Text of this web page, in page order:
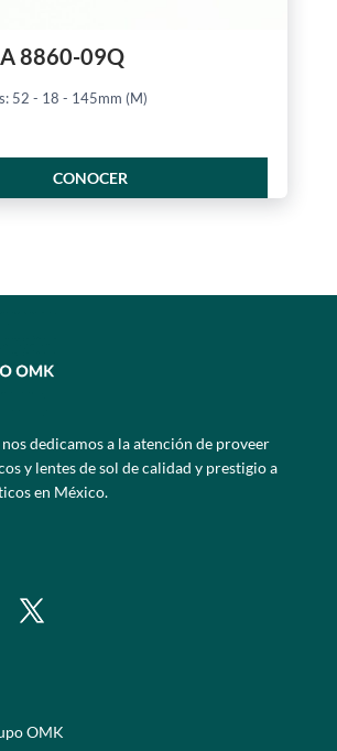
8860-09Q
52 - 18 - 145mm (M)
CONOCER
dedicamos a la atención de proveer
y lentes de sol de calidad y prestigio a
en México.
OMK